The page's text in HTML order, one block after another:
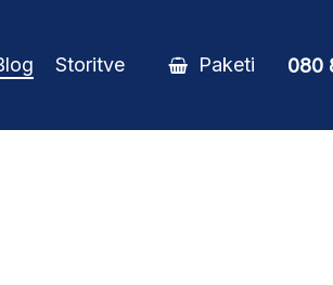
Storitve Paketi 080